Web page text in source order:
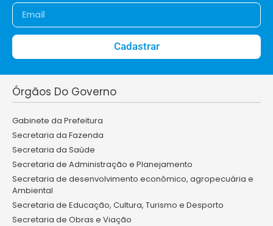
Cadastrar
Órgãos Do Governo
Gabinete da Prefeitura
Secretaria da Fazenda
Secretaria da Saúde
Secretaria de Administração e Planejamento
Secretaria de desenvolvimento econômico, agropecuária e
Ambiental
Secretaria de Educação, Cultura, Turismo e Desporto
Secretaria de Obras e Viação